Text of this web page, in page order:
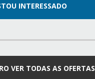
INTERESSADO
VER TODAS AS OFERTAS